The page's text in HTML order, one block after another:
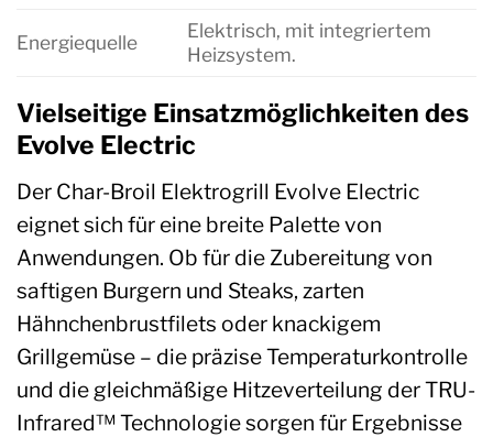
Energiequelle
Elektrisch, mit integriertem
Heizsystem.
Vielseitige Einsatzmöglichkeiten des
Evolve Electric
Der Char-Broil Elektrogrill Evolve Electric
eignet sich für eine breite Palette von
Anwendungen. Ob für die Zubereitung von
saftigen Burgern und Steaks, zarten
Hähnchenbrustfilets oder knackigem
Grillgemüse – die präzise Temperaturkontrolle
und die gleichmäßige Hitzeverteilung der TRU-
Infrared™ Technologie sorgen für Ergebnisse